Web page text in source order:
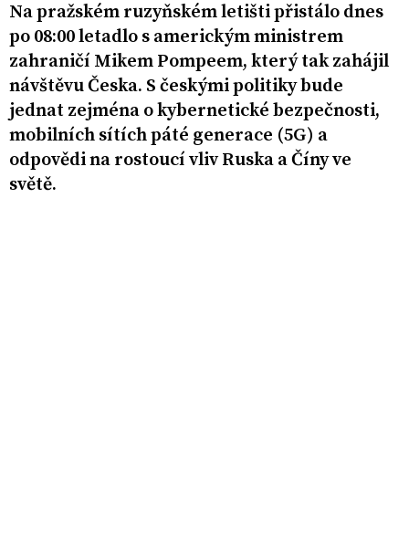
Na pražském ruzyňském letišti přistálo dnes
po 08:00 letadlo s americkým ministrem
zahraničí Mikem Pompeem, který tak zahájil
návštěvu Česka. S českými politiky bude
jednat zejména o kybernetické bezpečnosti,
mobilních sítích páté generace (5G) a
odpovědi na rostoucí vliv Ruska a Číny ve
světě.